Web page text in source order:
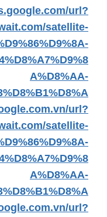
url?
satellite-
A%D8%AA-
url?
satellite-
A%D8%AA-
url?